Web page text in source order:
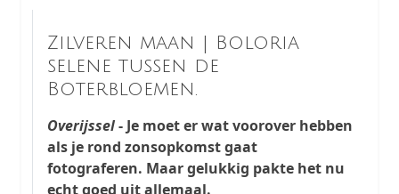
Zilveren maan | Boloria
selene tussen de
Boterbloemen.
Overijssel- Je moet er wat voorover hebben
als je rond zonsopkomst gaat
fotograferen. Maar gelukkig pakte het nu
echt goed uit allemaal.